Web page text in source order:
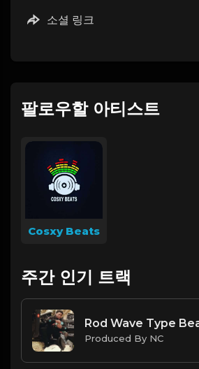
소셜 링크
팔로우할 아티스트
Cosxy Beats
주간 인기 트랙
Produced By NC